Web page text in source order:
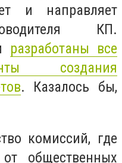
и направляет
КП.
разработаны все
создания
. Казалось бы,
комиссий, где
общественных